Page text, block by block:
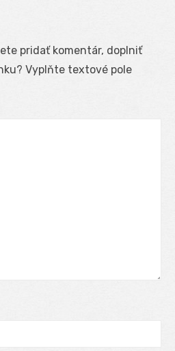
pridať komentár, doplniť
Vyplňte textové pole